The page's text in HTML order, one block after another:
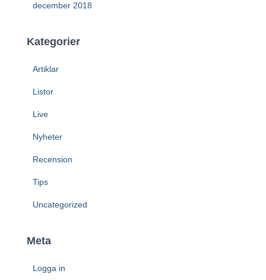
december 2018
Kategorier
Artiklar
Listor
Live
Nyheter
Recension
Tips
Uncategorized
Meta
Logga in